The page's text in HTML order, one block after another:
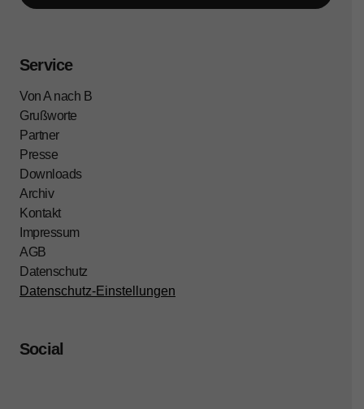
Service
Von A nach B
Grußworte
Partner
Presse
Downloads
Archiv
Kontakt
Impressum
AGB
Datenschutz
Datenschutz-Einstellungen
Social